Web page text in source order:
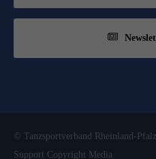
© Tanzsportverband Rheinland-
Support Copyright Media